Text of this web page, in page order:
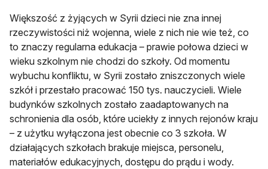
Większość z żyjących w Syrii dzieci nie zna innej
rzeczywistości niż wojenna, wiele z nich nie wie też, co
to znaczy regularna edukacja – prawie połowa dzieci w
wieku szkolnym nie chodzi do szkoły. Od momentu
wybuchu konfliktu, w Syrii zostało zniszczonych wiele
szkół i przestało pracować 150 tys. nauczycieli. Wiele
budynków szkolnych zostało zaadaptowanych na
schronienia dla osób, które uciekły z innych rejonów kraju
– z użytku wyłączona jest obecnie co 3 szkoła. W
działających szkołach brakuje miejsca, personelu,
materiałów edukacyjnych, dostępu do prądu i wody.